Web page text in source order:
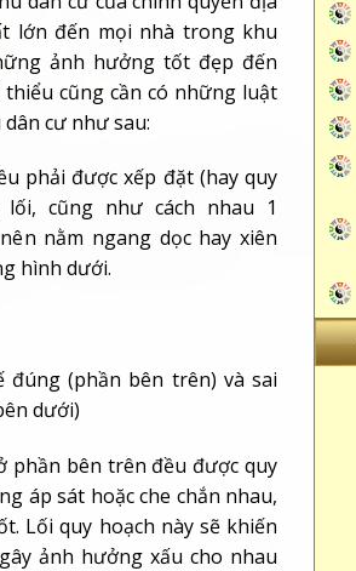
lớn đến mọi nhà trong khu
ảnh hưởng tốt đẹp đến
cũng cần có những luật
cư như sau:
được xếp đặt (hay quy
cũng như cách nhau 1
nằm ngang dọc hay xiên
hình dưới.
đúng (phần bên trên) và sai
dưới)
bên trên đều được quy
áp sát hoặc che chắn nhau,
Lối quy hoạch này sẽ khiến
ảnh hưởng xấu cho nhau